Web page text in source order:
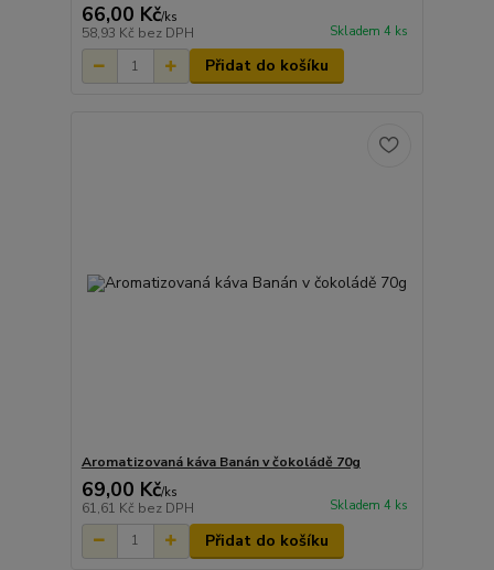
66,00 Kč/ks
58,93 Kč bez DPH Skladem 4 ks
Přidat do košíku
Aromatizovaná káva Banán v čokoládě 70g
69,00 Kč/ks
61,61 Kč bez DPH Skladem 4 ks
Přidat do košíku